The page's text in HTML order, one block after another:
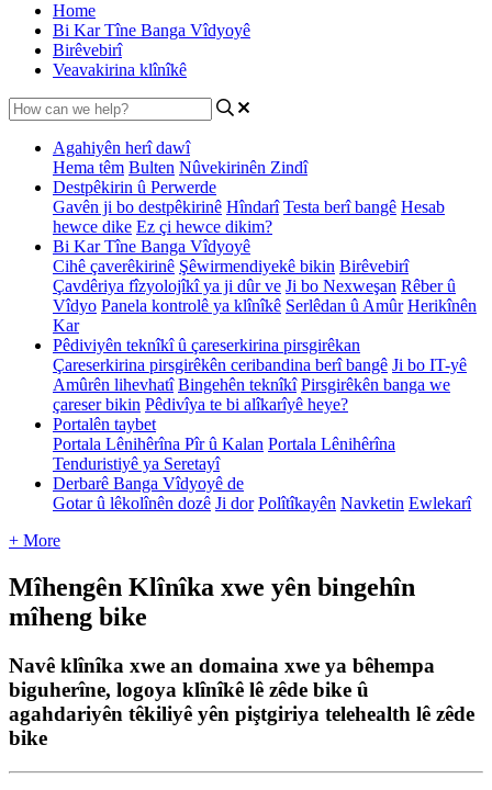
Home
Bi Kar Tîne Banga Vîdyoyê
Birêvebirî
Veavakirina klînîkê
Agahiyên herî dawî
Hema têm Bulten Nûvekirinên Zindî
Destpêkirin û Perwerde
Gavên ji bo destpêkirinê Hîndarî Testa berî bangê Hesab
hewce dike Ez çi hewce dikim?
Bi Kar Tîne Banga Vîdyoyê
Cihê çaverêkirinê Şêwirmendiyekê bikin Birêvebirî
Çavdêriya fîzyolojîkî ya ji dûr ve Ji bo Nexweşan Rêber û
Vîdyo Panela kontrolê ya klînîkê Serlêdan û Amûr Herikînên
Kar
Pêdiviyên teknîkî û çareserkirina pirsgirêkan
Çareserkirina pirsgirêkên ceribandina berî bangê Ji bo IT-yê
Amûrên lihevhatî Bingehên teknîkî Pirsgirêkên banga we
çareser bikin Pêdivîya te bi alîkarîyê heye?
Portalên taybet
Portala Lênihêrîna Pîr û Kalan Portala Lênihêrîna
Tenduristiyê ya Seretayî
Derbarê Banga Vîdyoyê de
Gotar û lêkolînên dozê Ji dor Polîtîkayên Navketin Ewlekarî
+ More
Mîhengên Klînîka xwe yên bingehîn
mîheng bike
Navê klînîka xwe an domaina xwe ya bêhempa
biguherîne, logoya klînîkê lê zêde bike û
agahdariyên têkiliyê yên piştgiriya telehealth lê zêde
bike